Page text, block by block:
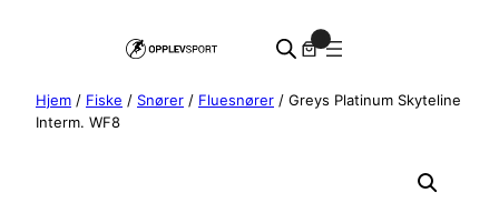
Hjem / Fiske / Snører / Fluesnører / Greys Platinum Skyteline
Interm. WF8